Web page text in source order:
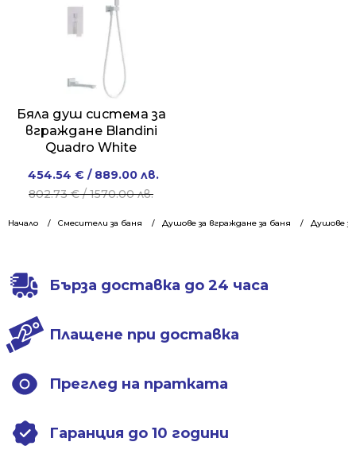
Начало Смесители за баня Душове за вграждане за баня Душове
Бяла душ система за
вграждане Blandini
Quadro White
802.73€/ 1570.00 лв.
Original
price
802.73 €
454.54 € / 889.00 лв.
Current
price
454.54 €
Бърза доставка до 24 часа
Плащене при доставка
Преглед на пратката
Гаранция до 10 години